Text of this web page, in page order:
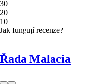
30
20
10
Jak fungují recenze?
Řada Malacia